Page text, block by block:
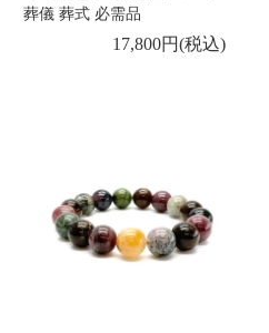
葬儀 葬式 必需品
17,800円(税込)